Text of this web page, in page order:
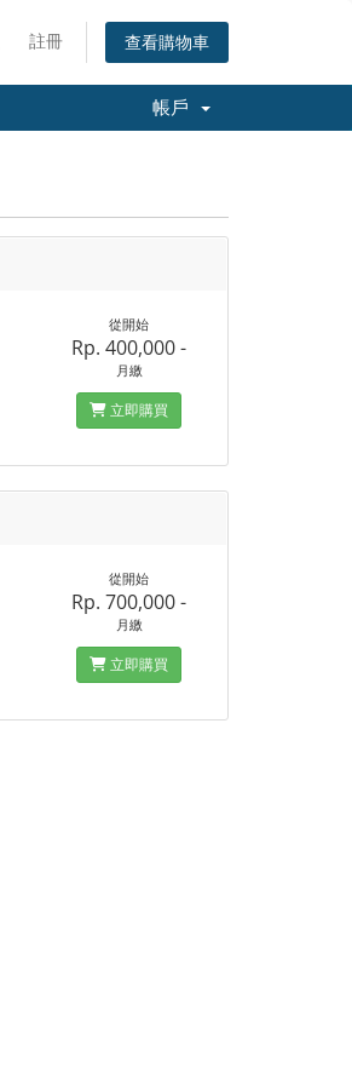
註冊 查看購物車
帳戶
從開始
Rp. 400,000 -
月繳
立即購買
從開始
Rp. 700,000 -
月繳
立即購買